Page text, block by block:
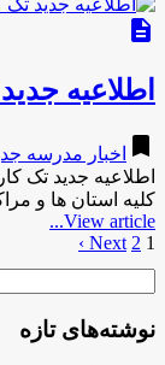
description
اطلاعیه
bookmark اخبار مدرسه
اطلاعیه جدید تک
کلیه استان ها و
View article...
صفحه‌بندی
1
2
Next ›
نوشته‌های تازه